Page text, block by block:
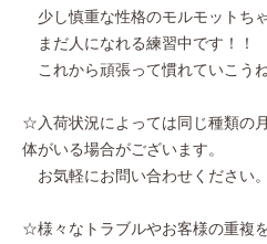
少し慎重な性格のモルモットち
まだ人になれる練習中です！！
これから頑張って慣れていこう
☆入荷状況によっては同じ種類の
体がいる場合がございます。
お気軽にお問い合わせください。
☆様々なトラブルやお客様の重複